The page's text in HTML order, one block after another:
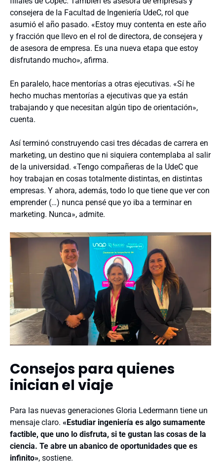
consejera de la Facultad de Ingeniería UdeC, rol que
asumió el año pasado. «Estoy muy contenta en este año
y fracción que llevo en el rol de directora, de consejera y
de asesora de empresa. Es una nueva etapa que estoy
disfrutando mucho», afirma.
En paralelo, hace mentorías a otras ejecutivas. «Sí he
hecho muchas mentorías a ejecutivas que ya están
trabajando y que necesitan algún tipo de orientación»,
cuenta.
Así terminó construyendo casi tres décadas de carrera en
marketing, un destino que ni siquiera contemplaba al salir
de la universidad. «Tengo compañeras de la UdeC que
hoy trabajan en cosas totalmente distintas, en distintas
empresas. Y ahora, además, todo lo que tiene que ver con
emprender (…) nunca pensé que yo iba a terminar en
marketing. Nunca», admite.
Consejos para quienes
inician el viaje
Para las nuevas generaciones Gloria Ledermann tiene un
mensaje claro. «Estudiar ingeniería es algo sumamente
factible, que uno lo disfruta, si te gustan las cosas de la
ciencia. Te abre un abanico de oportunidades que es
infinito», sostiene.